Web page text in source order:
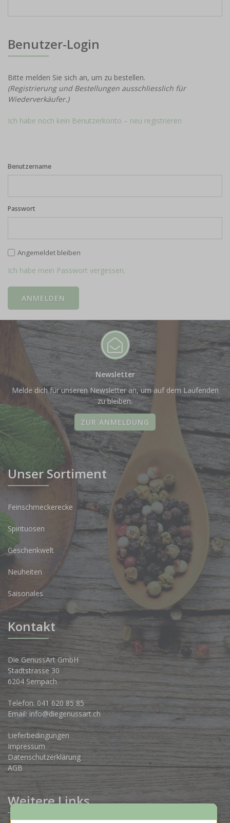
Benutzer-Login
Bitte melden Sie sich an, um zu bestellen.
(Registrierung und Bestellungen ausschliesslich für
Wiederverkäufer.)
Ich habe noch kein Benutzerkonto – neu registrieren
Benutzername
Passwort
Angemeldet bleiben
Ich habe mein Passwort vergessen.
Newsletter
Melde dich für unseren Newsletter an, um auf dem Laufenden
zu bleiben.
ZUR ANMELDUNG
Unser Sortiment
Feinschmeckerecke
Spirituosen
Geschenkwelt
Neuheiten
Saisonales
Kontakt
Die GenussArt GmbH
Stadtstrasse 30
6204 Sempach
Telefon: 041 620 85 85
Email: info@diegenussart.ch
Lieferbedingungen
Impressum
Datenschutzerklärung
AGB
Weitere Links